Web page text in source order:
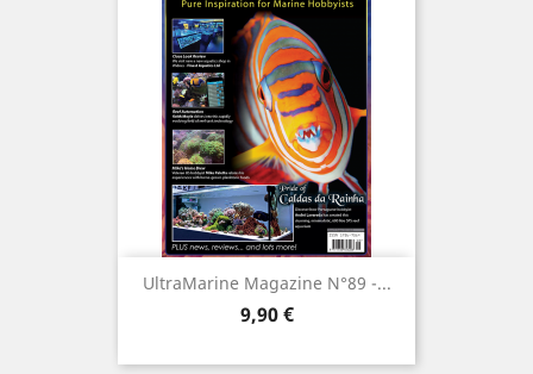
UltraMarine Magazine N°89 -...
Prix
9,90 €